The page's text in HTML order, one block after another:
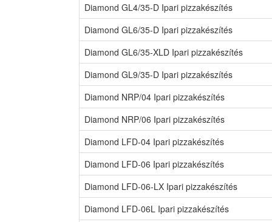
Diamond GL4/35-D Ipari pizzakészítés
Diamond GL6/35-D Ipari pizzakészítés
Diamond GL6/35-XLD Ipari pizzakészítés
Diamond GL9/35-D Ipari pizzakészítés
Diamond NRP/04 Ipari pizzakészítés
Diamond NRP/06 Ipari pizzakészítés
Diamond LFD-04 Ipari pizzakészítés
Diamond LFD-06 Ipari pizzakészítés
Diamond LFD-06-LX Ipari pizzakészítés
Diamond LFD-06L Ipari pizzakészítés